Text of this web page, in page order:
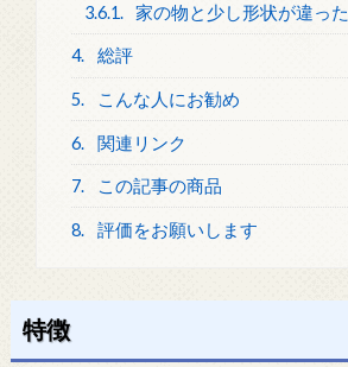
3.6.1. 家の物と少し形状が違った
4. 総評
5. こんな人にお勧め
6. 関連リンク
7. この記事の商品
8. 評価をお願いします
特徴